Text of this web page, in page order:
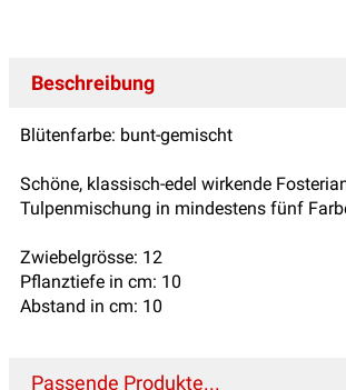
Beschreibung
Blütenfarbe: bunt-gemischt
Schöne, klassisch-edel wirkende
Tulpenmischung in mindestens fünf
Zwiebelgrösse: 12
Pflanztiefe in cm: 10
Abstand in cm: 10
Passende Produkte...